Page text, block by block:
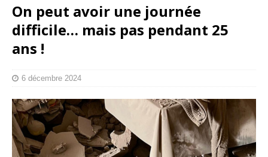
On peut avoir une journée
difficile… mais pas pendant 25
ans !
6 décembre 2024